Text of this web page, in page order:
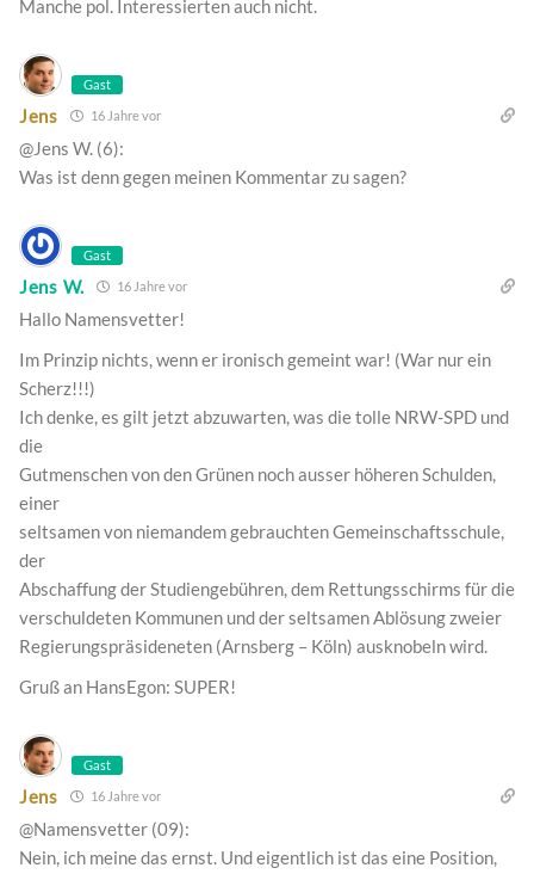
Manche pol. Interessierten auch nicht.
Gast
Jens 16 Jahre vor
@Jens W. (6):
Was ist denn gegen meinen Kommentar zu sagen?
Gast
Jens W. 16 Jahre vor
Hallo Namensvetter!
Im Prinzip nichts, wenn er ironisch gemeint war! (War nur ein
Scherz!!!)
Ich denke, es gilt jetzt abzuwarten, was die tolle NRW-SPD und
die
Gutmenschen von den Grünen noch ausser höheren Schulden,
einer
seltsamen von niemandem gebrauchten Gemeinschaftsschule,
der
Abschaffung der Studiengebühren, dem Rettungsschirms für die
verschuldeten Kommunen und der seltsamen Ablösung zweier
Regierungspräsideneten (Arnsberg – Köln) ausknobeln wird.
Gruß an HansEgon: SUPER!
Gast
Jens 16 Jahre vor
@Namensvetter (09):
Nein, ich meine das ernst. Und eigentlich ist das eine Position,